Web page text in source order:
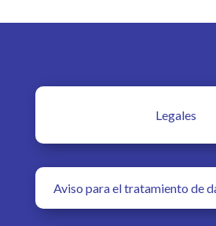
Legales
Aviso para el tratamiento de